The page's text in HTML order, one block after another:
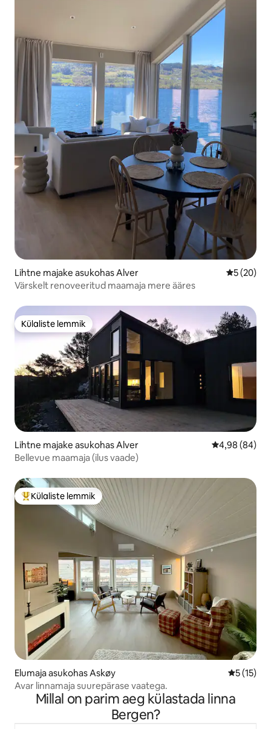
Lihtne majake asukohas Alver Keskmine
5 (20)
Värskelt renoveeritud maamaja mere ääres
Külaliste lemmik
Külaliste lemmik
Lihtne majake asukohas Alver Keskmine
4,98 (84)
Bellevue maamaja (ilus vaade)
Külaliste suur lemmik
Külaliste lemmik
Elumaja asukohas Askøy
5 (15)
Avar linnamaja suurepärase vaatega.
Millal on parim aeg külastada linna
Bergen?